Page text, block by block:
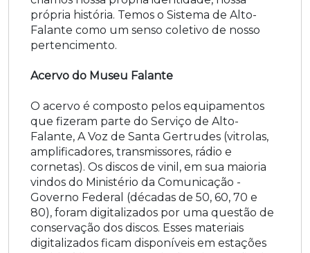
própria história. Temos o Sistema de Alto-
Falante como um senso coletivo de nosso
pertencimento.
Acervo do Museu Falante
O acervo é composto pelos equipamentos
que fizeram parte do Serviço de Alto-
Falante, A Voz de Santa Gertrudes (vitrolas,
amplificadores, transmissores, rádio e
cornetas). Os discos de vinil, em sua maioria
vindos do Ministério da Comunicação -
Governo Federal (décadas de 50, 60, 70 e
80), foram digitalizados por uma questão de
conservação dos discos. Esses materiais
digitalizados ficam disponíveis em estações